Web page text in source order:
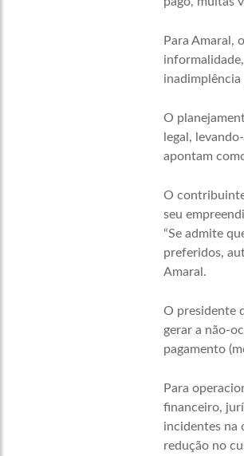
Para Amaral,
O
legal,
apontam
O
seu
“Se admite
preferidos,
Amaral.
O presidente
gerar a não-
pagamento
Para
financeiro,
incidentes na
redução no